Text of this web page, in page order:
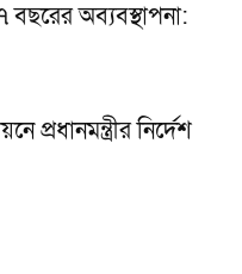
বছরের অব্যবস্থাপনা:
প্রধানমন্ত্রীর নির্দেশ